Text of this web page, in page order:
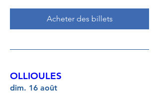
Acheter des billets
OLLIOULES
dim. 16 août